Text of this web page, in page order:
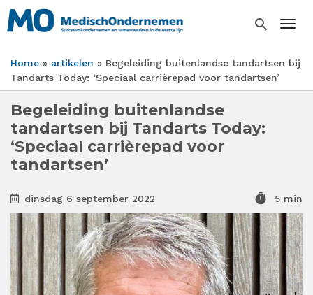
Overslaan
en
inhoud
gaan
search
Kruimelpad
Home artikelen
Begeleiding buitenlandse tandartsen bij
Tandarts Today: ‘Speciaal carrièrepad voor tandartsen’
Begeleiding buitenlandse
tandartsen bij Tandarts Today:
‘Speciaal carrièrepad voor
tandartsen’
dinsdag 6 september 2022 timer 5 min